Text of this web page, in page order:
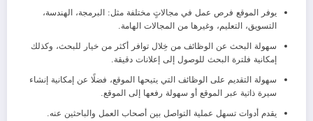
يوفر الموقع فرص عمل في مجالاتٍ مختلفة مثل: البرمجة، الهندسة،
التسويق، التعليم، وغيرها من المجالات الهامة.
سهولة البحث عن الوظائف من خِلال توافر أكثر من خيار للبحث، وكذلك
إمكانية فلترة البحث للوصول إلى إعلانات دقيقة.
سهولة التقديم على الوظائف التي يتيحها الموقع، فضلًا عن إمكانية إنشاء
سيرة ذاتية عبر الموقع أو سهولة رفعها إلى الموقع.
يقدم أدوات تسهل عملية التواصل بين أصحاب العمل والباحثين عنه.